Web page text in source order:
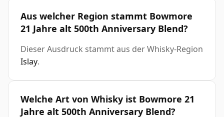
Aus welcher Region stammt Bowmore
21 Jahre alt 500th Anniversary Blend?
Dieser Ausdruck stammt aus der Whisky-Region
Islay.
Welche Art von Whisky ist Bowmore 21
Jahre alt 500th Anniversary Blend?